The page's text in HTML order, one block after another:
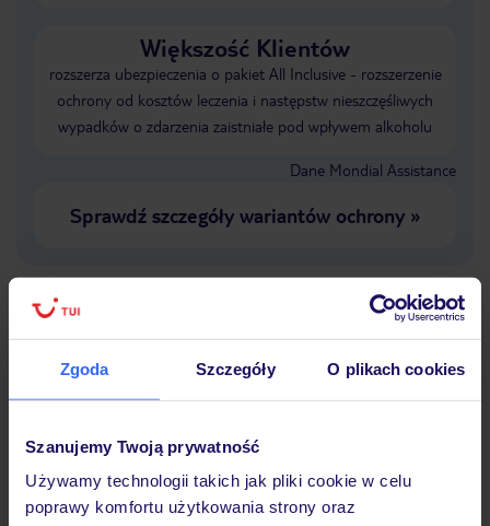
Zgoda Szczegóły O plikach cookies
Szanujemy Twoją prywatność
Używamy technologii takich jak pliki cookie w celu
poprawy komfortu użytkowania strony oraz
Większość Klientów
rozszerza ubezpieczenia o pakiet All Inclusive - rozszerzenie
ochrony od kosztów leczenia i następstw nieszczęśliwych
wypadków o zdarzenia zaistniałe pod wpływem alkoholu
Dane Mondial Assistance
Sprawdź szczegóły wariantów ochrony»
Dlaczego warto wybrać TUI?
Lider niskich cen
podróży w Polsce